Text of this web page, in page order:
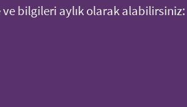
bilgileri aylık olarak alabilirsiniz: